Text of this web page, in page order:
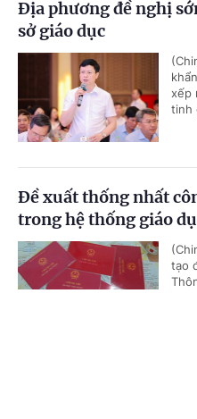
Địa phương đề nghị
sở giáo dục
xếp
tinh
Đề xuất thống nhất
trong hệ thống giáo
tạo